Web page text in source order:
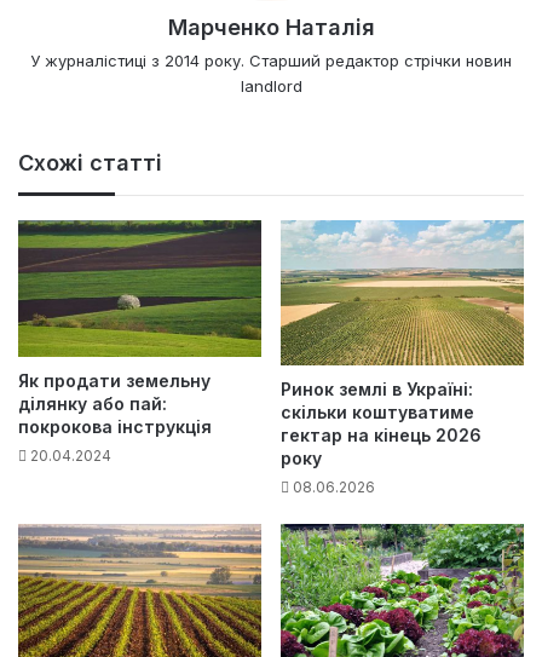
Марченко Наталія
У журналістиці з 2014 року. Старший редактор стрічки новин
landlord
Схожі статті
Як продати земельну
ділянку або пай:
покрокова інструкція
20.04.2024
Ринок землі в Україні:
скільки коштуватиме
гектар на кінець 2026
року
08.06.2026